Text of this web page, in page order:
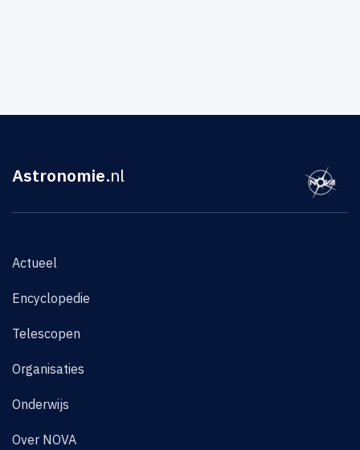
Astronomie.nl
Actueel
Encyclopedie
Telescopen
Organisaties
Onderwijs
Over NOVA